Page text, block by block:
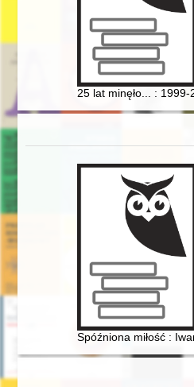
25 lat minęło... :
Spóźniona miłość :